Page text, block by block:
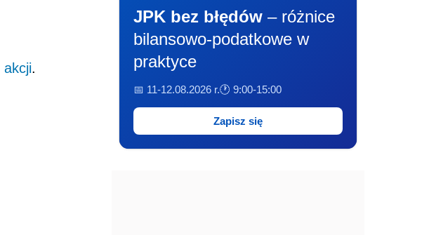
akcji.
JPK bez błędów – różnice
bilansowo-podatkowe w
praktyce
📅 11-12.08.2026 r.🕐 9:00-15:00
Zapisz się